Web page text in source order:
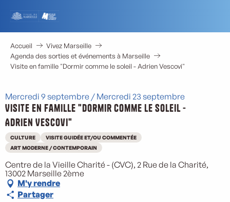
contenu
principal
Accueil
Vivez Marseille
Agenda des sorties et événements à Marseille
Visite en famille "Dormir comme le soleil - Adrien Vescovi"
Mercredi 9 septembre / Mercredi 23 septembre
Visite en famille "Dormir comme le soleil -
Adrien Vescovi"
CULTURE
VISITE GUIDÉE ET/OU COMMENTÉE
ART MODERNE / CONTEMPORAIN
Centre de la Vieille Charité - (CVC), 2 Rue de la Charité,
13002 Marseille 2ème
M'y rendre
Partager